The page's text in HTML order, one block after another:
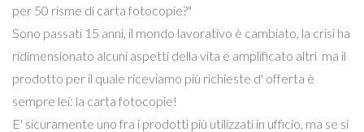
per 50 risme di carta fotocopie?"
Sono passati 15 anni, il mondo lavorativo è cambiato, la crisi ha
ridimensionato alcuni aspetti della vita e amplificato altri ma il
prodotto per il quale riceviamo più richieste d' offerta è
sempre lei: la carta fotocopie!
E' sicuramente uno fra i prodotti più utilizzati in ufficio, ma se si